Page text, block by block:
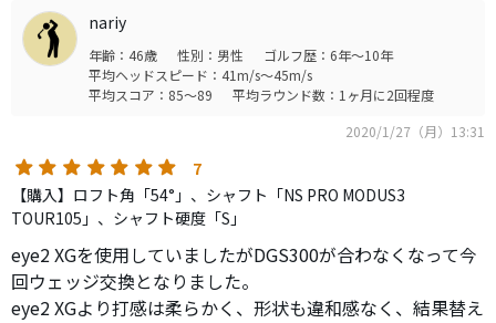
はフルショットしないので問題なしです）。
グリップは早々にゴルフプライドのＶＤラバーに交換。ｉ
２１０アイアンの標準グリップと同くグリップエンドが青
になり、さらに見た目のつながりが良くなりました。
値段でも大変オススメです！（グリップ以外は・・・）
nariy
年齢：46歳 性別：男性
ゴルフ歴：6年～10年
平均ヘッドスピード：41m/s～45m/s
平均スコア：85～89
平均ラウンド数：1ヶ月に2回程度
2020/1/27（月）13:31
7
【購入】ロフト角「54°」、シャフト「NS PRO MODUS3
TOUR105」、シャフト硬度「S」
eye2 XGを使用していましたがDGS300が合わなくなって今
回ウェッジ交換となりました。
eye2 XGより打感は柔らかく、形状も違和感なく、結果替え